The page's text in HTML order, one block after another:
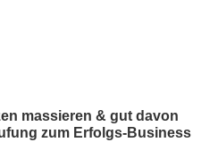
massieren & gut davon
zum Erfolgs-Business